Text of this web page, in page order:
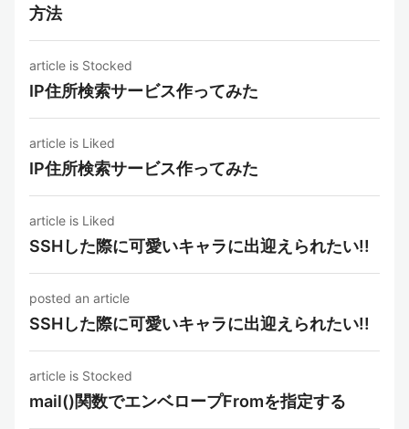
方法
article is Stocked
IP住所検索サービス作ってみた
article is Liked
IP住所検索サービス作ってみた
article is Liked
SSHした際に可愛いキャラに出迎えられたい!!
posted an article
SSHした際に可愛いキャラに出迎えられたい!!
article is Stocked
mail()関数でエンベロープFromを指定する